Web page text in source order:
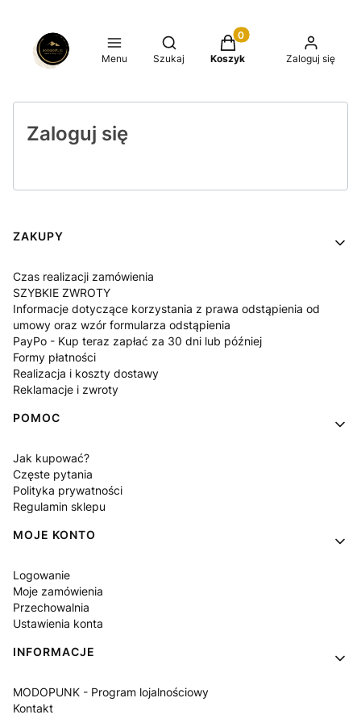
Menu
Otwórz wyszukiwarkę
Szukaj
Produkty w koszyku: 0.
Koszyk Zaloguj się
Zaloguj się
Linki w stopce
ZAKUPY
Czas realizacji zamówienia
SZYBKIE ZWROTY
Informacje dotyczące korzystania z prawa odstąpienia od
umowy oraz wzór formularza odstąpienia
PayPo - Kup teraz zapłać za 30 dni lub później
Formy płatności
Realizacja i koszty dostawy
Reklamacje i zwroty
POMOC
Jak kupować?
Częste pytania
Polityka prywatności
Regulamin sklepu
MOJE KONTO
Logowanie
Moje zamówienia
Przechowalnia
Ustawienia konta
INFORMACJE
MODOPUNK - Program lojalnościowy
Kontakt